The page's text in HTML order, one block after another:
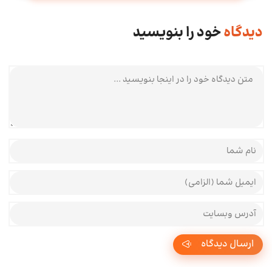
دیدگاهخود را بنویسید
متن دیدگاه شما
نام و نام خانوادگی شما
ایمیل شما
آدرس وبسایت شما
ارسال دیدگاه